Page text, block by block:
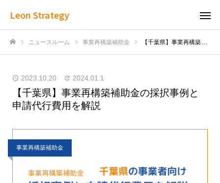
Leon Strategy
ニュースルーム 事業再構築補助金 【千葉県】事業再構築補助金の採択事例と申請代行費用を解説
2023.10.20 2024.01.1
【千葉県】事業再構築補助金の採択事例と
申請代行費用を解説
事業再構築補助金